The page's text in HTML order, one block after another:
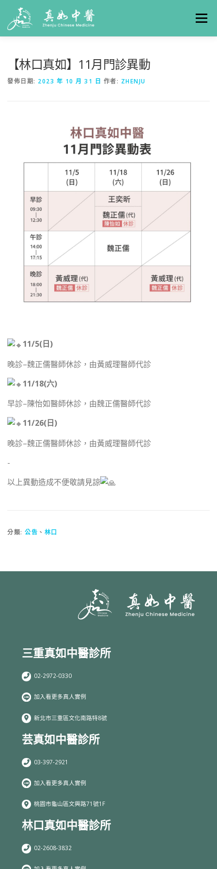
選單
【林口真如】11月門診異動
發佈日期: 2023 年 10 月 31 日 作者: ZHENJU
11/5(日)
晚診–魏正儒醫師休診，由黃威理醫師代診
11/18(六)
早診–陳怡如醫師休診，由魏正儒醫師代診
11/26(日)
晚診–魏正儒醫師休診，由黃威理醫師代診
󠀠-
以上異動造成不便敬請見諒
分類: 公告 、 林口
三重真如中醫診所
02-2972-0330
加入看更多真人實例
新北市三重區文化南路特8號
芸真如中醫診所
03-397-2921
加入看更多真人實例
桃園市龜山區文興路71號1F
林口真如中醫診所
02-2608-3832